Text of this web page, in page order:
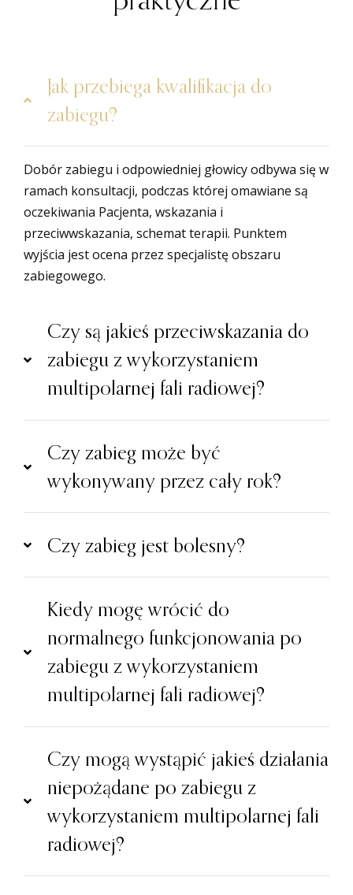
Jak przebiega kwalifikacja do
zabiegu?
Dobór zabiegu i odpowiedniej głowicy odbywa się w
ramach konsultacji, podczas której omawiane są
oczekiwania Pacjenta, wskazania i
przeciwwskazania, schemat terapii. Punktem
wyjścia jest ocena przez specjalistę obszaru
zabiegowego.
Czy są jakieś przeciwskazania do
zabiegu z wykorzystaniem
multipolarnej fali radiowej?
Czy zabieg może być
wykonywany przez cały rok?
Czy zabieg jest bolesny?
Kiedy mogę wrócić do
normalnego funkcjonowania po
zabiegu z wykorzystaniem
multipolarnej fali radiowej?
Czy mogą wystąpić jakieś działania
niepożądane po zabiegu z
wykorzystaniem multipolarnej fali
radiowej?